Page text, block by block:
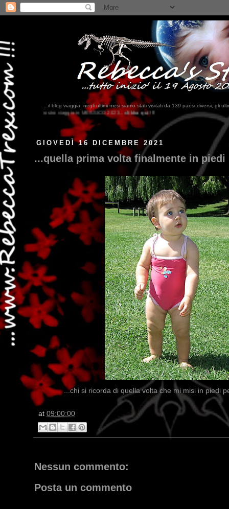
...il blog viaggia, negli ultimi mesi siamo stati visitati da 139 paesi diversi, gli
2023...
clikka qui !!!
GIOVEDÌ 16 DICEMBRE 2021
...quella prima volta finalmente in piedi
...chi si ricorda di quella volta che mi misi in piedi
at 09:00:00
Nessun commento:
Posta un commento